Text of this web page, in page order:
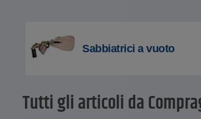
Sabbiatrici a vuoto
Tutti gli articoli da